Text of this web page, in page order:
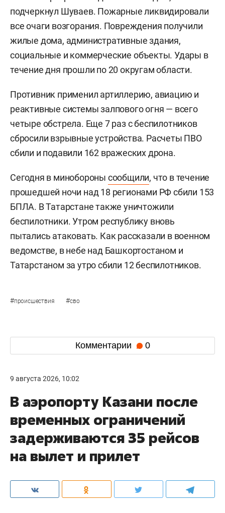
подчеркнул Шуваев. Пожарные ликвидировали
все очаги возгорания. Повреждения получили
жилые дома, административные здания,
социальные и коммерческие объекты. Удары в
течение дня прошли по 20 округам области.
Противник применил артиллерию, авиацию и
реактивные системы залпового огня — всего
четыре обстрела. Еще 7 раз с беспилотников
сбросили взрывные устройства. Расчеты ПВО
сбили и подавили 162 вражеских дрона.
Сегодня в минобороны сообщили, что в течение
прошедшей ночи над 18 регионами РФ сбили 153
БПЛА. В Татарстане также уничтожили
беспилотники. Утром республику вновь
пытались атаковать. Как рассказали в военном
ведомстве, в небе над Башкортостаном и
Татарстаном за утро сбили 12 беспилотников.
#происшествия #сво
Комментарии 0
9 августа 2026, 10:02
В аэропорту Казани после
временных ограничений
задерживаются 35 рейсов
на вылет и прилет